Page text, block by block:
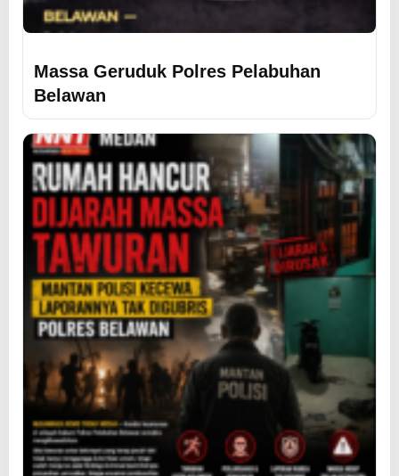
Massa Geruduk Polres Pelabuhan
Belawan